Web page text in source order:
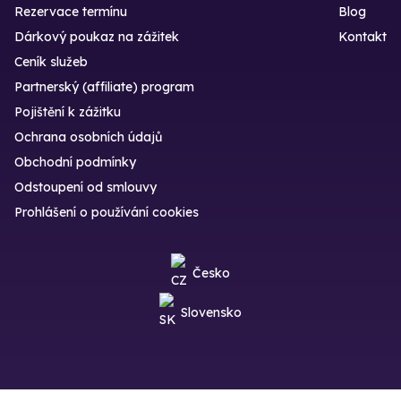
Rezervace termínu
Dárkový poukaz na zážitek
Blog
Kontakt
Ceník služeb
Partnerský (affiliate) program
Pojištění k zážitku
Ochrana osobních údajů
Obchodní podmínky
Odstoupení od smlouvy
Prohlášení o používání cookies
Česko
Slovensko